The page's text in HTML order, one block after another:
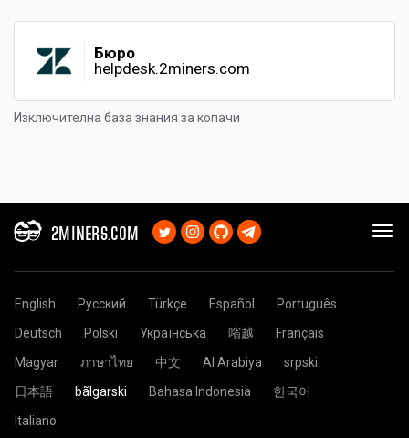
Бюро
helpdesk.2miners.com
Изключителна база знания за копачи
2MINERS.COM
English Русский Türkçe Español
Português
Deutsch
Polski Українська 㗂越
Français
Magyar
ภาษาไทย 中文 Al Arabiya
srpski
日本語
bãlgarski Bahasa Indonesia
한국어
Italiano